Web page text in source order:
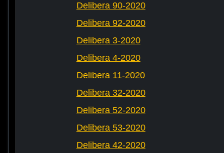
Delibera 90-2020
Delibera 92-2020
Delibera 3-2020
Delibera 4-2020
Delibera 11-2020
Delibera 32-2020
Delibera 52-2020
Delibera 53-2020
Delibera 42-2020